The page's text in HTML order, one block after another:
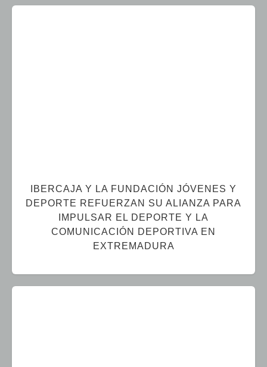
IBERCAJA Y LA FUNDACIÓN JÓVENES Y
DEPORTE REFUERZAN SU ALIANZA PARA
IMPULSAR EL DEPORTE Y LA
COMUNICACIÓN DEPORTIVA EN
EXTREMADURA